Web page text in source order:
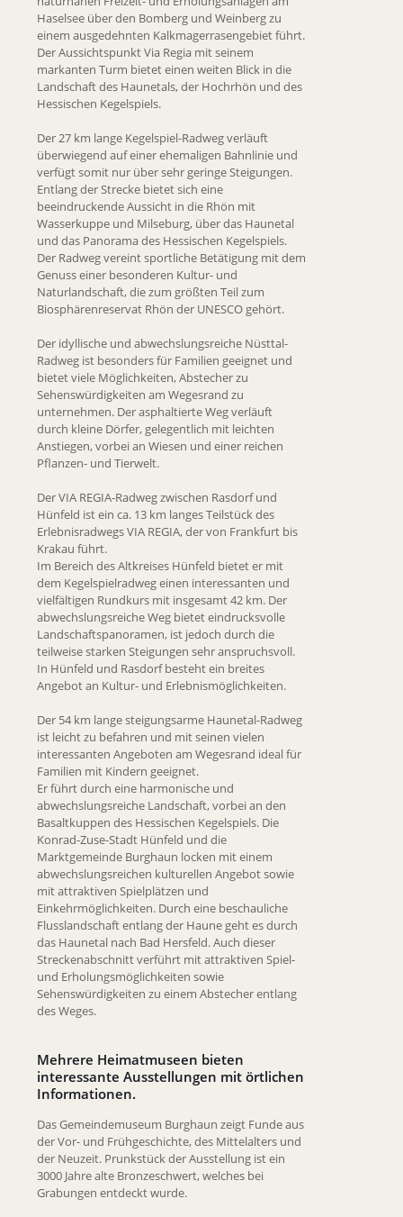
Haselsee über den Bomberg und Weinberg zu
einem ausgedehnten Kalkmagerrasengebiet führt.
Der Aussichtspunkt Via Regia mit seinem
markanten Turm bietet einen weiten Blick in die
Landschaft des Haunetals, der Hochrhön und des
Hessischen Kegelspiels.
Der 27 km lange Kegelspiel-Radweg verläuft
überwiegend auf einer ehemaligen Bahnlinie und
verfügt somit nur über sehr geringe Steigungen.
Entlang der Strecke bietet sich eine
beeindruckende Aussicht in die Rhön mit
Wasserkuppe und Milseburg, über das Haunetal
und das Panorama des Hessischen Kegelspiels.
Der Radweg vereint sportliche Betätigung mit dem
Genuss einer besonderen Kultur- und
Naturlandschaft, die zum größten Teil zum
Biosphärenreservat Rhön der UNESCO gehört.
Der idyllische und abwechslungsreiche Nüsttal-
Radweg ist besonders für Familien geeignet und
bietet viele Möglichkeiten, Abstecher zu
Sehenswürdigkeiten am Wegesrand zu
unternehmen. Der asphaltierte Weg verläuft
durch kleine Dörfer, gelegentlich mit leichten
Anstiegen, vorbei an Wiesen und einer reichen
Pflanzen- und Tierwelt.
Der VIA REGIA-Radweg zwischen Rasdorf und
Hünfeld ist ein ca. 13 km langes Teilstück des
Erlebnisradwegs VIA REGIA, der von Frankfurt bis
Krakau führt.
Im Bereich des Altkreises Hünfeld bietet er mit
dem Kegelspielradweg einen interessanten und
vielfältigen Rundkurs mit insgesamt 42 km. Der
abwechslungsreiche Weg bietet eindrucksvolle
Landschaftspanoramen, ist jedoch durch die
teilweise starken Steigungen sehr anspruchsvoll.
In Hünfeld und Rasdorf besteht ein breites
Angebot an Kultur- und Erlebnismöglichkeiten.
Der 54 km lange steigungsarme Haunetal-Radweg
ist leicht zu befahren und mit seinen vielen
interessanten Angeboten am Wegesrand ideal für
Familien mit Kindern geeignet.
Er führt durch eine harmonische und
abwechslungsreiche Landschaft, vorbei an den
Basaltkuppen des Hessischen Kegelspiels. Die
Konrad-Zuse-Stadt Hünfeld und die
Marktgemeinde Burghaun locken mit einem
abwechslungsreichen kulturellen Angebot sowie
mit attraktiven Spielplätzen und
Einkehrmöglichkeiten. Durch eine beschauliche
Flusslandschaft entlang der Haune geht es durch
das Haunetal nach Bad Hersfeld. Auch dieser
Streckenabschnitt verführt mit attraktiven Spiel-
und Erholungsmöglichkeiten sowie
Sehenswürdigkeiten zu einem Abstecher entlang
des Weges.
Mehrere Heimatmuseen bieten
interessante Ausstellungen mit örtlichen
Informationen.
Das Gemeindemuseum Burghaun zeigt Funde aus
der Vor- und Frühgeschichte, des Mittelalters und
der Neuzeit. Prunkstück der Ausstellung ist ein
3000 Jahre alte Bronzeschwert, welches bei
Grabungen entdeckt wurde.